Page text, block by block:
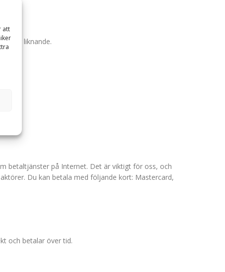
att
eller liknande.
betaltjänster på Internet. Det är viktigt för oss, och
Du kan betala med följande kort: Mastercard,
och betalar över tid.